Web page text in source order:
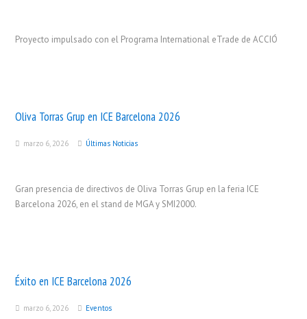
Proyecto impulsado con el Programa International eTrade de ACCIÓ
Oliva Torras Grup en ICE Barcelona 2026
marzo 6, 2026 Últimas Noticias
Gran presencia de directivos de Oliva Torras Grup en la feria ICE
Barcelona 2026, en el stand de MGA y SMI2000.
Éxito en ICE Barcelona 2026
marzo 6, 2026 Eventos